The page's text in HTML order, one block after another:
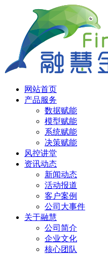
网站首页
产品服务
数据赋能
模型赋能
系统赋能
决策赋能
风控讲堂
资讯动态
新闻动态
活动报道
客户案例
公司大事件
关于融慧
公司简介
企业文化
核心团队